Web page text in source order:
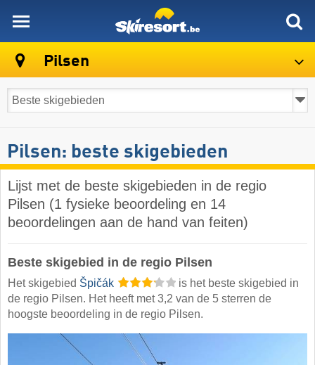
Pilsen
Pilsen: beste skigebieden
Lijst met de beste skigebieden in de regio
Pilsen (1 fysieke beoordeling en 14
beoordelingen aan de hand van feiten)
Beste skigebied in de regio Pilsen
Het skigebied Špičák
is het beste skigebied in
de regio Pilsen. Het heeft met 3,2 van de 5 sterren de
hoogste beoordeling in de regio Pilsen.